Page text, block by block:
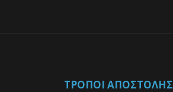
ΤΡΟΠΟΙ ΑΠΟΣΤΟΛΗΣ